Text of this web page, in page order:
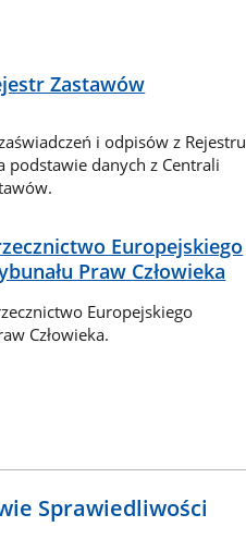
Zastawów
i odpisów z Rejestru
podstawie danych z Centrali
Europejskiego
Praw Człowieka
Europejskiego
Człowieka.
Sprawiedliwości